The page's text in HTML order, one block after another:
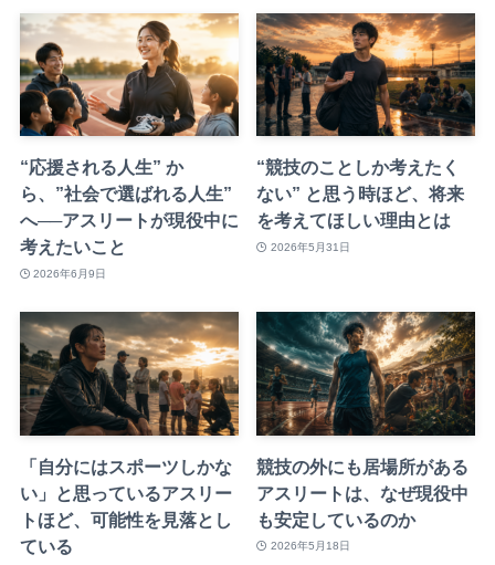
“応援される人生” か
ら、”社会で選ばれる人生”
へ──アスリートが現役中に
考えたいこと
2026年6月9日
“競技のことしか考えたく
ない” と思う時ほど、将来
を考えてほしい理由とは
2026年5月31日
「自分にはスポーツしかな
い」と思っているアスリー
トほど、可能性を見落とし
ている
競技の外にも居場所がある
アスリートは、なぜ現役中
も安定しているのか
2026年5月18日